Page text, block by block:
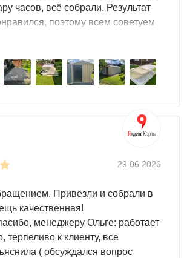
часов, всё собрали. Результат
поэтому всем советуем
29.06.2026
Привезли и собрали в
качественная!
менеджеру Ольге: работает
терпеливо к клиенту, все
( обсуждался вопрос